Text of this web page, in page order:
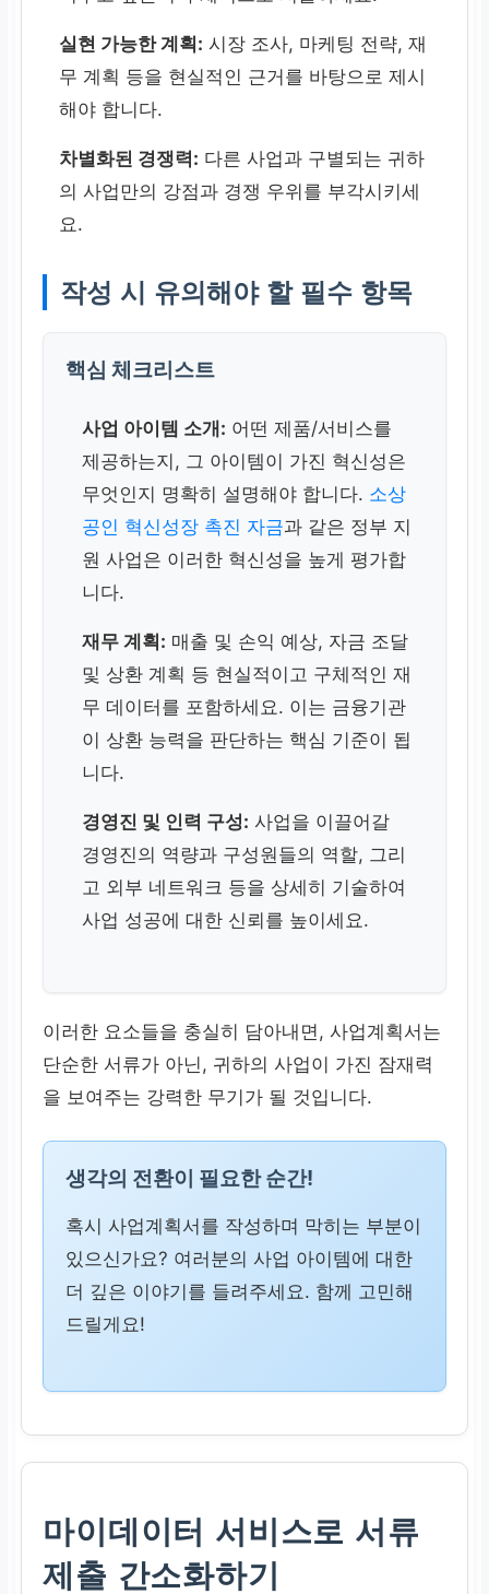
실현 가능한 계획: 시장 조사, 마케팅 전략, 재
무 계획 등을 현실적인 근거를 바탕으로 제시
해야 합니다.
차별화된 경쟁력: 다른 사업과 구별되는 귀하
의 사업만의 강점과 경쟁 우위를 부각시키세
요.
작성 시 유의해야 할 필수 항목
핵심 체크리스트
사업 아이템 소개: 어떤 제품/서비스를
제공하는지, 그 아이템이 가진 혁신성은
무엇인지 명확히 설명해야 합니다. 소상
공인 혁신성장 촉진 자금과 같은 정부 지
원 사업은 이러한 혁신성을 높게 평가합
니다.
재무 계획: 매출 및 손익 예상, 자금 조달
및 상환 계획 등 현실적이고 구체적인 재
무 데이터를 포함하세요. 이는 금융기관
이 상환 능력을 판단하는 핵심 기준이 됩
니다.
경영진 및 인력 구성: 사업을 이끌어갈
경영진의 역량과 구성원들의 역할, 그리
고 외부 네트워크 등을 상세히 기술하여
사업 성공에 대한 신뢰를 높이세요.
이러한 요소들을 충실히 담아내면, 사업계획서는
단순한 서류가 아닌, 귀하의 사업이 가진 잠재력
을 보여주는 강력한 무기가 될 것입니다.
생각의 전환이 필요한 순간!
혹시 사업계획서를 작성하며 막히는 부분이
있으신가요? 여러분의 사업 아이템에 대한
더 깊은 이야기를 들려주세요. 함께 고민해
드릴게요!
마이데이터 서비스로 서류
제출 간소화하기